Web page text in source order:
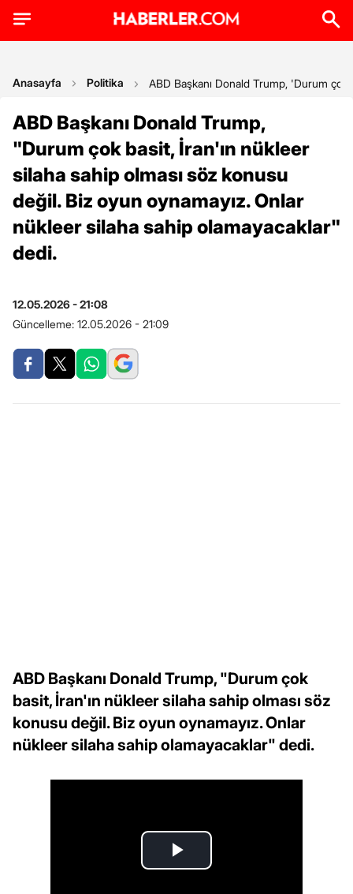
Anasayfa Politika ABD Başkanı Donald Trump, 'Durum
ABD Başkanı Donald Trump,
"Durum çok basit, İran'ın nükleer
silaha sahip olması söz konusu
değil. Biz oyun oynamayız. Onlar
nükleer silaha sahip olamayacaklar"
dedi.
12.05.2026 - 21:08
Güncelleme: 12.05.2026 - 21:09
ABD Başkanı Donald Trump, "Durum çok
basit, İran'ın nükleer silaha sahip olması söz
konusu değil. Biz oyun oynamayız. Onlar
nükleer silaha sahip olamayacaklar" dedi.